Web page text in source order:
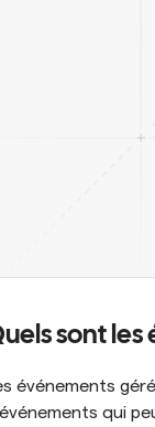
sont
événements
qui